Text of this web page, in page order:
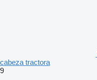
cabeza tractora
9